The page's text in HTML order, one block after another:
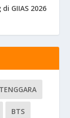
GIIAS 2026
BTS